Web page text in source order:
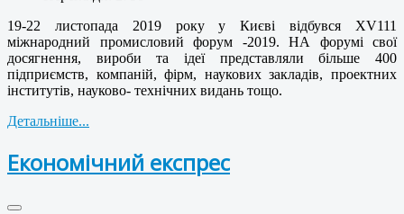
19-22 листопада 2019 року у Києві відбувся ХV111
міжнародний промисловий форум -2019. НА форумі свої
досягнення, вироби та ідеї представляли більше 400
підприємств, компаній, фірм, наукових закладів, проектних
інститутів, науково- технічних видань тощо.
Детальніше...
Економічний експрес